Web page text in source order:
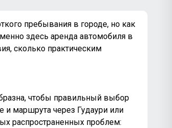
пребывания в городе, но как
здесь аренда автомобиля в
сколько практическим
чтобы правильный выбор
и маршрута через Гудаури или
распространенных проблем: